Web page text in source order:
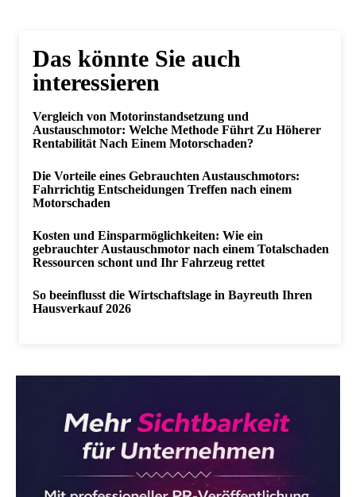
Das könnte Sie auch
interessieren
Vergleich von Motorinstandsetzung und
Austauschmotor: Welche Methode Führt Zu Höherer
Rentabilität Nach Einem Motorschaden?
Die Vorteile eines Gebrauchten Austauschmotors:
Fahrrichtig Entscheidungen Treffen nach einem
Motorschaden
Kosten und Einsparmöglichkeiten: Wie ein
gebrauchter Austauschmotor nach einem Totalschaden
Ressourcen schont und Ihr Fahrzeug rettet
So beeinflusst die Wirtschaftslage in Bayreuth Ihren
Hausverkauf 2026